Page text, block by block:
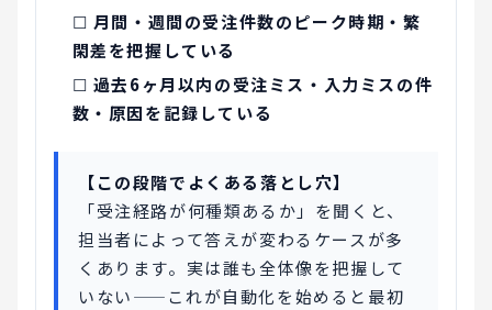
☐ 月間・週間の受注件数のピーク時期・繁
閑差を把握している
☐ 過去6ヶ月以内の受注ミス・入力ミスの件
数・原因を記録している
【この段階でよくある落とし穴】
「受注経路が何種類あるか」を聞くと、
担当者によって答えが変わるケースが多
くあります。実は誰も全体像を把握して
いない——これが自動化を始めると最初